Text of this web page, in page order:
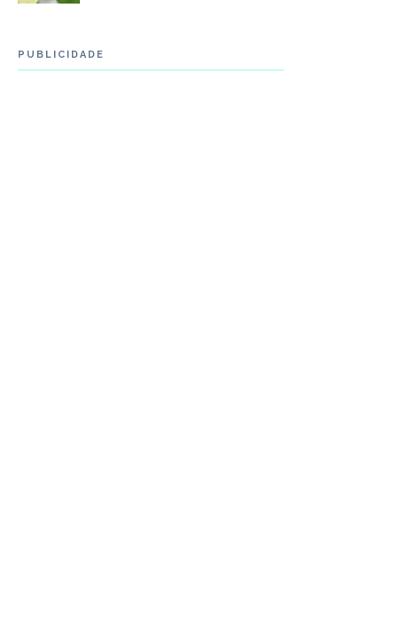
PUBLICIDADE